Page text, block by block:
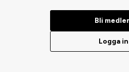
Bli
Logga in